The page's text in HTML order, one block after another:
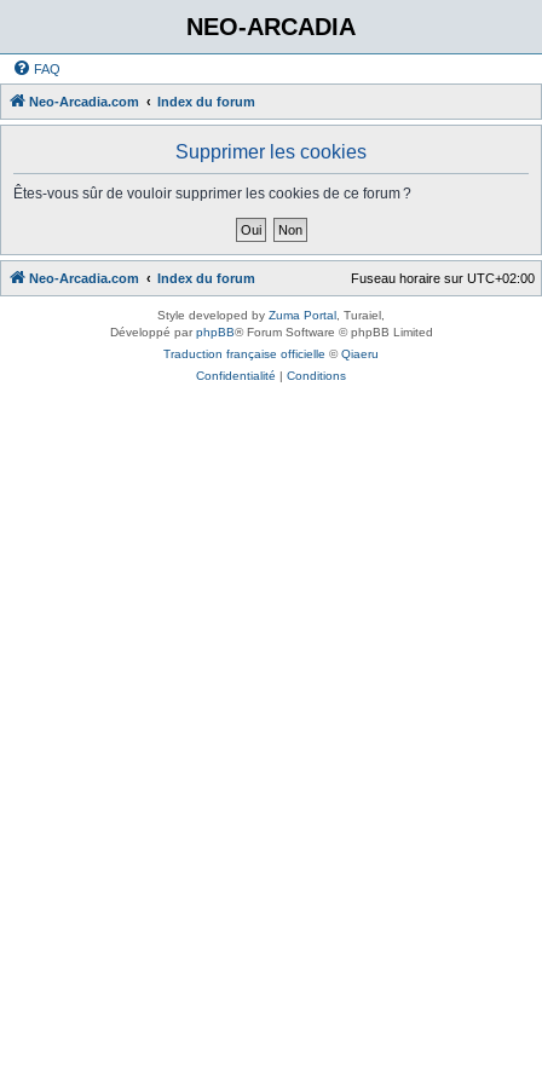
NEO-ARCADIA
FAQ
Neo-Arcadia.com Index du forum
Supprimer les cookies
Êtes-vous sûr de vouloir supprimer les cookies de ce forum ?
Neo-Arcadia.com Index du forum Fuseau horaire sur UTC+02:00
Style developed by Zuma Portal , Turaiel,
Développé parphpBB® Forum Software © phpBB Limited
Traduction française officielle ©Qiaeru
Confidentialité | Conditions